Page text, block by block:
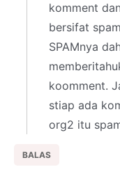
komment
bersifat
SPAMnya
koomment.
stiap ada
org2 itu
BALAS